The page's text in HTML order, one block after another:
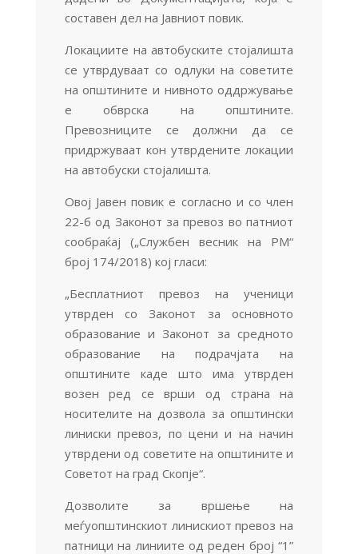
составен дел на Јавниот повик.
Локациите на автобуските стојалишта
се утврдуваат со одлуки на советите
на општините и нивното оддржување
е обврска на општините.
Превозниците се должни да се
придржуваат кон утврдените локации
на автобуски стојалишта.
Овој Јавен повик е согласно и со член
22-б од Законот за превоз во патниот
сообраќај („Службен весник на РМ“
број 174/2018) кој гласи:
„Бесплатниот превоз на ученици
утврден со Законот за основното
образование и Законот за средното
образование на подрачјата на
општините каде што има утврден
возен ред се врши од страна на
носителите на дозвола за општински
линиски превоз, по цени и на начин
утврдени од советите на општините и
Советот на град Скопје“.
Дозволите за вршење на
меѓуопштинскиот линискиот превоз на
патници на линиите од реден број “1”